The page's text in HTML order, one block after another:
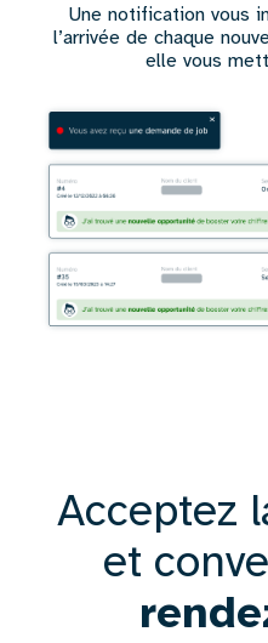
Une notification vous
l’arrivée de chaque
elle vous
Acceptez
et